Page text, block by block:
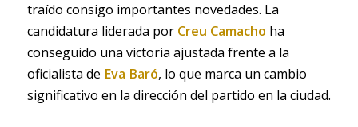
traído consigo importantes novedades. La
candidatura liderada por Creu Camacho ha
conseguido una victoria ajustada frente a la
oficialista de Eva Baró, lo que marca un cambio
significativo en la dirección del partido en la ciudad.